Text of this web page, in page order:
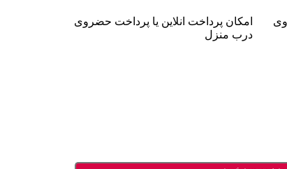
امکان پرداخت انلاین یا پرداخت حضروی
درب منزل